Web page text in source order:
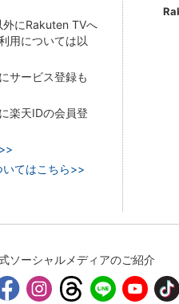
にRakuten TVへ
用については以
サービス登録も
楽天IDの会員登
てはこちら>>
ソーシャルメディアのご紹介